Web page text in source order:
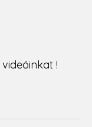
videóinkat !